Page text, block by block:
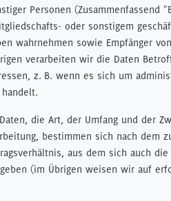
Personen (Zusammenfassend
oder sonstigem
wahrnehmen sowie Empfänger
verarbeiten wir die Daten
z. B. wenn es sich um
die Art, der Umfang und der
bestimmen sich nach dem
aus dem sich auch
(im Übrigen weisen wir auf